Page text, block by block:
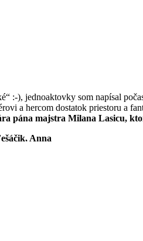
:-), jednoaktovky som napísal
a hercom dostatok priestoru a
pána majstra Milana Lasicu,
Anna
zabudnutom mestečku na
rozoberajú Herzenproblemen
chlap v čiernych texaskách a
to rovno ku lavičke na ktorej
ľaku zabehne/ Zuzka ! Miška?!